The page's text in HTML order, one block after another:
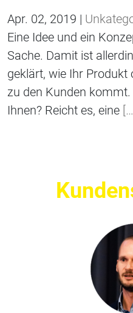
Apr. 02, 2019 |
Eine Idee und ein
Sache. Damit ist
geklärt, wie Ihr Produkt
zu den Kunden
Ihnen? Reicht es, eine